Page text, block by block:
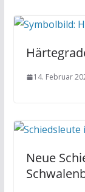
14. Februar
Neue